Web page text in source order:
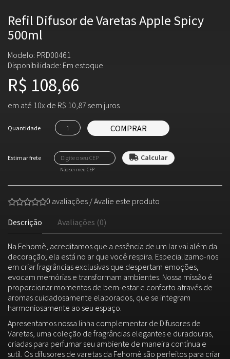
Refil Difusor de Varetas Apple Spicy
500ml
Modelo: PRD00461
Disponibilidade: Em estoque
R$ 108,66
em até 10x de R$ 10,87 sem juros
Quantidade COMPRAR
Não sei meu CEP
0 avaliações /Avalie este produto
Descrição Avaliações (0)
Na Fehomè, acreditamos que a essência de um lar vai além da
decoração; ela está no ar que você respira. Especializamo-nos
em criar fragrâncias exclusivas que despertam emoções,
evocam memórias e transformam ambientes. Nossa missão é
proporcionar momentos de bem-estar e conforto através de
aromas cuidadosamente elaborados, que se integram
harmoniosamente ao seu espaço.
Apresentamos nossa linha complementar de Difusores de
Varetas, uma coleção de fragrâncias elegantes e duradouras,
criadas para perfumar seu ambiente de maneira contínua e
sutil. Os difusores de varetas da Fehomè são perfeitos para criar